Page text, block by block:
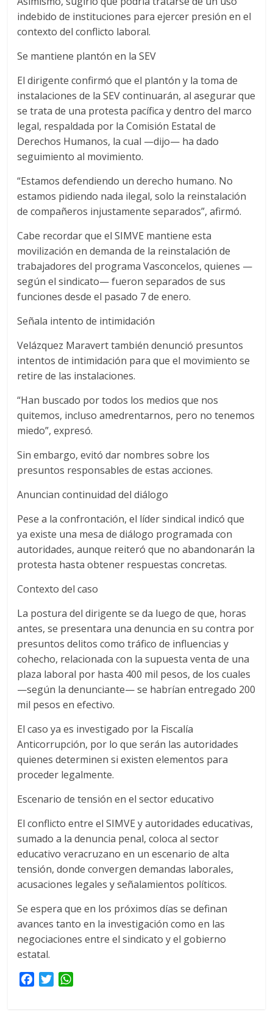
indebido de instituciones para ejercer presión en el
contexto del conflicto laboral.
Se mantiene plantón en la SEV
El dirigente confirmó que el plantón y la toma de
instalaciones de la SEV continuarán, al asegurar que
se trata de una protesta pacífica y dentro del marco
legal, respaldada por la Comisión Estatal de
Derechos Humanos, la cual —dijo— ha dado
seguimiento al movimiento.
“Estamos defendiendo un derecho humano. No
estamos pidiendo nada ilegal, solo la reinstalación
de compañeros injustamente separados”, afirmó.
Cabe recordar que el SIMVE mantiene esta
movilización en demanda de la reinstalación de
trabajadores del programa Vasconcelos, quienes —
según el sindicato— fueron separados de sus
funciones desde el pasado 7 de enero.
Señala intento de intimidación
Velázquez Maravert también denunció presuntos
intentos de intimidación para que el movimiento se
retire de las instalaciones.
“Han buscado por todos los medios que nos
quitemos, incluso amedrentarnos, pero no tenemos
miedo”, expresó.
Sin embargo, evitó dar nombres sobre los
presuntos responsables de estas acciones.
Anuncian continuidad del diálogo
Pese a la confrontación, el líder sindical indicó que
ya existe una mesa de diálogo programada con
autoridades, aunque reiteró que no abandonarán la
protesta hasta obtener respuestas concretas.
Contexto del caso
La postura del dirigente se da luego de que, horas
antes, se presentara una denuncia en su contra por
presuntos delitos como tráfico de influencias y
cohecho, relacionada con la supuesta venta de una
plaza laboral por hasta 400 mil pesos, de los cuales
—según la denunciante— se habrían entregado 200
mil pesos en efectivo.
El caso ya es investigado por la Fiscalía
Anticorrupción, por lo que serán las autoridades
quienes determinen si existen elementos para
proceder legalmente.
Escenario de tensión en el sector educativo
El conflicto entre el SIMVE y autoridades educativas,
sumado a la denuncia penal, coloca al sector
educativo veracruzano en un escenario de alta
tensión, donde convergen demandas laborales,
acusaciones legales y señalamientos políticos.
Se espera que en los próximos días se definan
avances tanto en la investigación como en las
negociaciones entre el sindicato y el gobierno
estatal.
T